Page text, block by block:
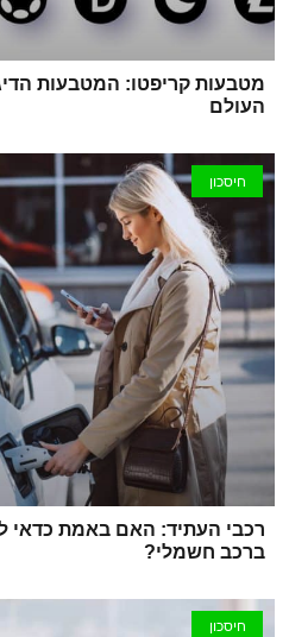
מטבעות קריפטו: המטבעות
העולם
חיסכון
רכבי העתיד: האם באמת כדאי
ברכב חשמלי?
חיסכון